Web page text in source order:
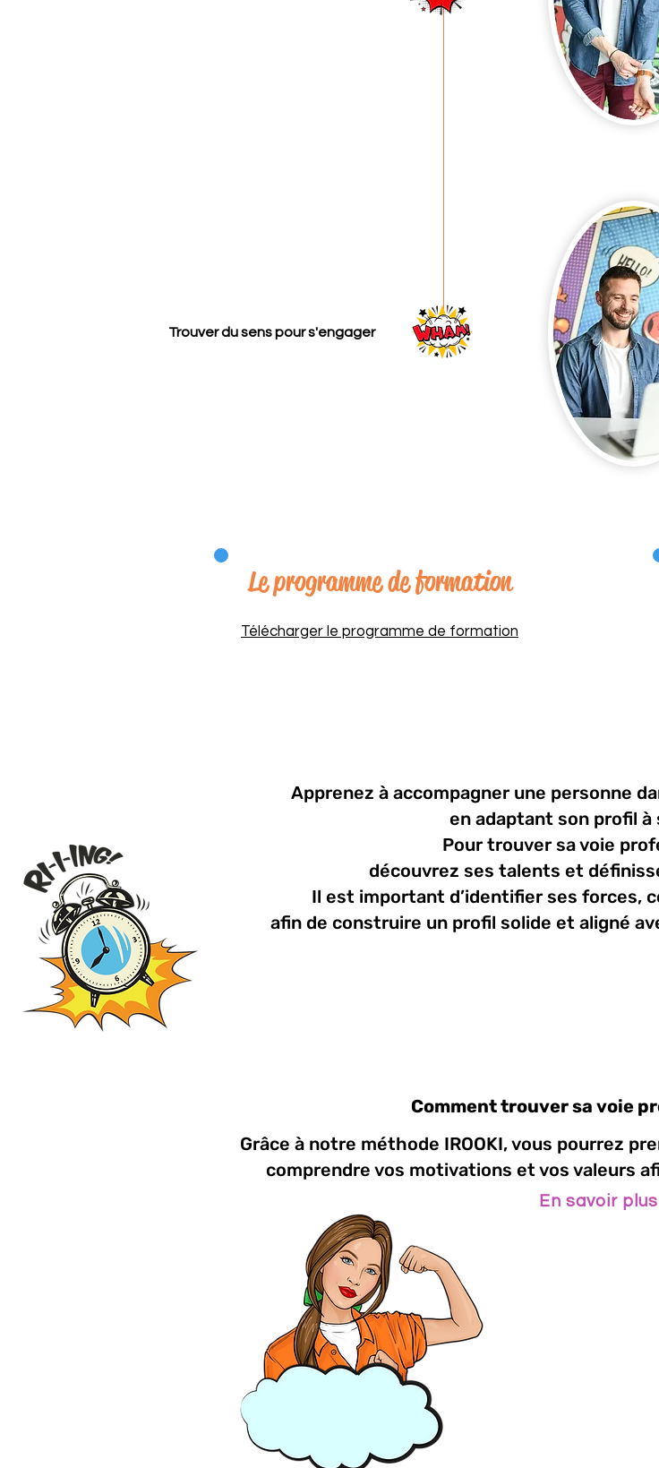
Trouver du sens pour s'engager
Le programme de formation
Télécharger le programme de formation
Apprenez à accompagner une personne
en adaptant son profil à
Pour trouver sa voie
découvrez ses talents et
Il est important d’identifier ses forces,
afin de construire un profil solide et aligné
Comment trouver sa voie
Grâce à notre méthode IROOKI, vous pourrez
comprendre vos motivations et vos valeurs
En savoir plus